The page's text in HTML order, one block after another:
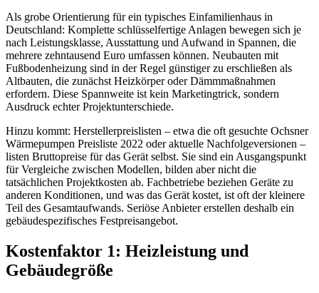
Als grobe Orientierung für ein typisches Einfamilienhaus in
Deutschland: Komplette schlüsselfertige Anlagen bewegen sich je
nach Leistungsklasse, Ausstattung und Aufwand in Spannen, die
mehrere zehntausend Euro umfassen können. Neubauten mit
Fußbodenheizung sind in der Regel günstiger zu erschließen als
Altbauten, die zunächst Heizkörper oder Dämmmaßnahmen
erfordern. Diese Spannweite ist kein Marketingtrick, sondern
Ausdruck echter Projektunterschiede.
Hinzu kommt: Herstellerpreislisten – etwa die oft gesuchte Ochsner
Wärmepumpen Preisliste 2022 oder aktuelle Nachfolgeversionen –
listen Bruttopreise für das Gerät selbst. Sie sind ein Ausgangspunkt
für Vergleiche zwischen Modellen, bilden aber nicht die
tatsächlichen Projektkosten ab. Fachbetriebe beziehen Geräte zu
anderen Konditionen, und was das Gerät kostet, ist oft der kleinere
Teil des Gesamtaufwands. Seriöse Anbieter erstellen deshalb ein
gebäudespezifisches Festpreisangebot.
Kostenfaktor 1: Heizleistung und
Gebäudegröße